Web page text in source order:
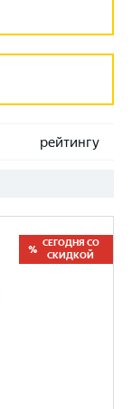
рейтингу
СЕГОДНЯ СО
СКИДКОЙ